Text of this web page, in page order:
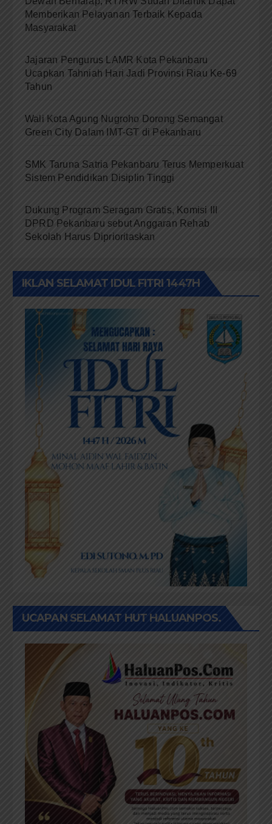
Memberikan Pelayanan Terbaik Kepada
Masyarakat
Jajaran Pengurus LAMR Kota Pekanbaru
Ucapkan Tahniah Hari Jadi Provinsi Riau Ke-69
Tahun
Wali Kota Agung Nugroho Dorong Semangat
Green City Dalam IMT-GT di Pekanbaru
SMK Taruna Satria Pekanbaru Terus Memperkuat
Sistem Pendidikan Disiplin Tinggi
Dukung Program Seragam Gratis, Komisi III
DPRD Pekanbaru sebut Anggaran Rehab
Sekolah Harus Diprioritaskan
IKLAN SELAMAT IDUL FITRI 1447H
UCAPAN SELAMAT HUT HALUANPOS.